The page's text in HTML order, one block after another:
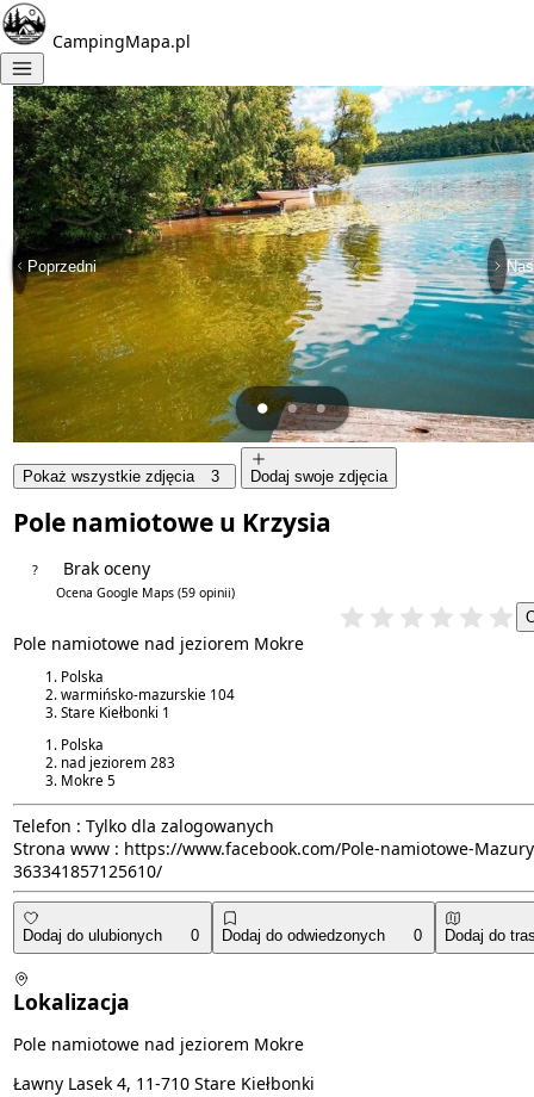
CampingMapa.pl
Poprzedni
Pokaż wszystkie zdjęcia 3 Dodaj swoje zdjęcia
Pole namiotowe u Krzysia
? Brak oceny
Ocena Google Maps(59 opinii)
Pole namiotowe nad jeziorem Mokre
Polska
warmińsko-mazurskie 104
Stare Kiełbonki 1
Polska
nad jeziorem 283
Mokre 5
Telefon : Tylko dla zalogowanych
Strona www : https://www.facebook.com/Pole-namiotowe-
363341857125610/
Dodaj do ulubionych 0 Dodaj do odwiedzonych 0 Dodaj do
Lokalizacja
Pole namiotowe nad jeziorem Mokre
Ławny Lasek 4, 11-710 Stare Kiełbonki